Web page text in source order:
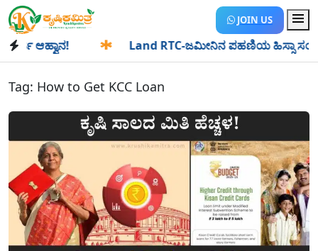
JOIN US
ಆಹ್ವಾನ! Land RTC-ಜಮೀನಿನ ಪಹಣಿಯ ಹಿಸ್ಸಾ ಸಂಖ್ಯೆ
Tag: How to Get KCC Loan